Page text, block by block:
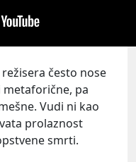
često nose
metaforične, pa
Vudi ni kao
prolaznost
smrti.